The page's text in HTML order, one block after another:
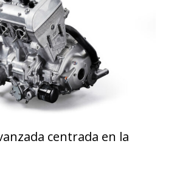
centrada en la